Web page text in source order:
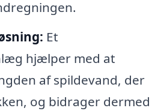
Et
hjælper med at
af spildevand, der
og bidrager dermed